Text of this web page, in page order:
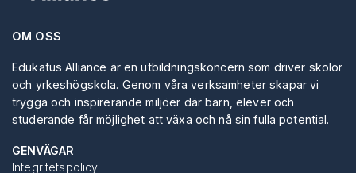
OM OSS
Edukatus Alliance är en utbildningskoncern som driver skolor
och yrkeshögskola. Genom våra verksamheter skapar vi
trygga och inspirerande miljöer där barn, elever och
studerande får möjlighet att växa och nå sin fulla potential.
GENVÄGAR
Integritetspolicy